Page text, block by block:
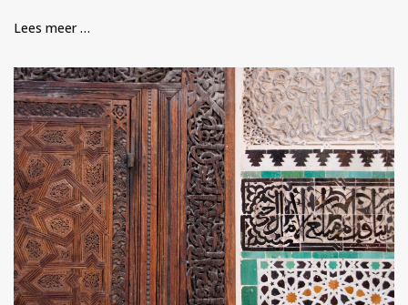
Lees meer …